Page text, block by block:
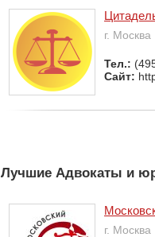
г. Москва
Тел.:
Сайт:
Лучшие Адвокаты и
г. Москва